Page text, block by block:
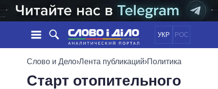
УКР РОС
НОВОСТИ
ЛЕНТА
ПОЛИТИКА
ОБЕЩАНИЯ
Слово и Дело›Лента публикаций›Политика
Старт отопительного